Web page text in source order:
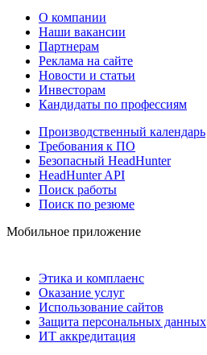
О компании
Наши вакансии
Партнерам
Реклама на сайте
Новости и статьи
Инвесторам
Кандидаты по профессиям
Производственный календарь
Требования к ПО
Безопасный HeadHunter
HeadHunter API
Поиск работы
Поиск по резюме
Мобильное приложение
Этика и комплаенс
Оказание услуг
Использование сайтов
Защита персональных данных
ИТ аккредитация